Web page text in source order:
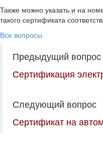
Также можно указать и на
такого сертификата
Все вопросы
Предыдущий вопрос
Сертификация
Следующий вопрос
Сертификат на